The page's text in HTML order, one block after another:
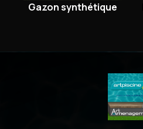
Gazon synthétique